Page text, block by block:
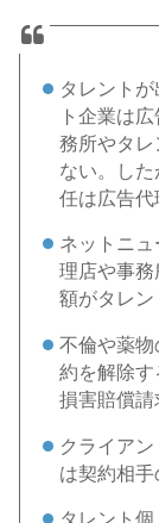
タレント
ト企業は
務所やタ
ない。し
任は広告
ネットニ
理店や事
額がタレ
不倫や薬
約を解除す
損害賠償請
クライア
は契約相